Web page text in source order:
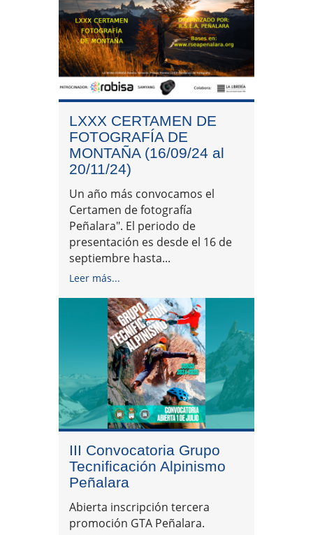
LXXX CERTAMEN DE
FOTOGRAFÍA DE
MONTAÑA (16/09/24 al
20/11/24)
Un año más convocamos el
Certamen de fotografía
Peñalara". El periodo de
presentación es desde el 16 de
septiembre hasta...
Leer más...
III Convocatoria Grupo
Tecnificación Alpinismo
Peñalara
Abierta inscripción tercera
promoción GTA Peñalara.